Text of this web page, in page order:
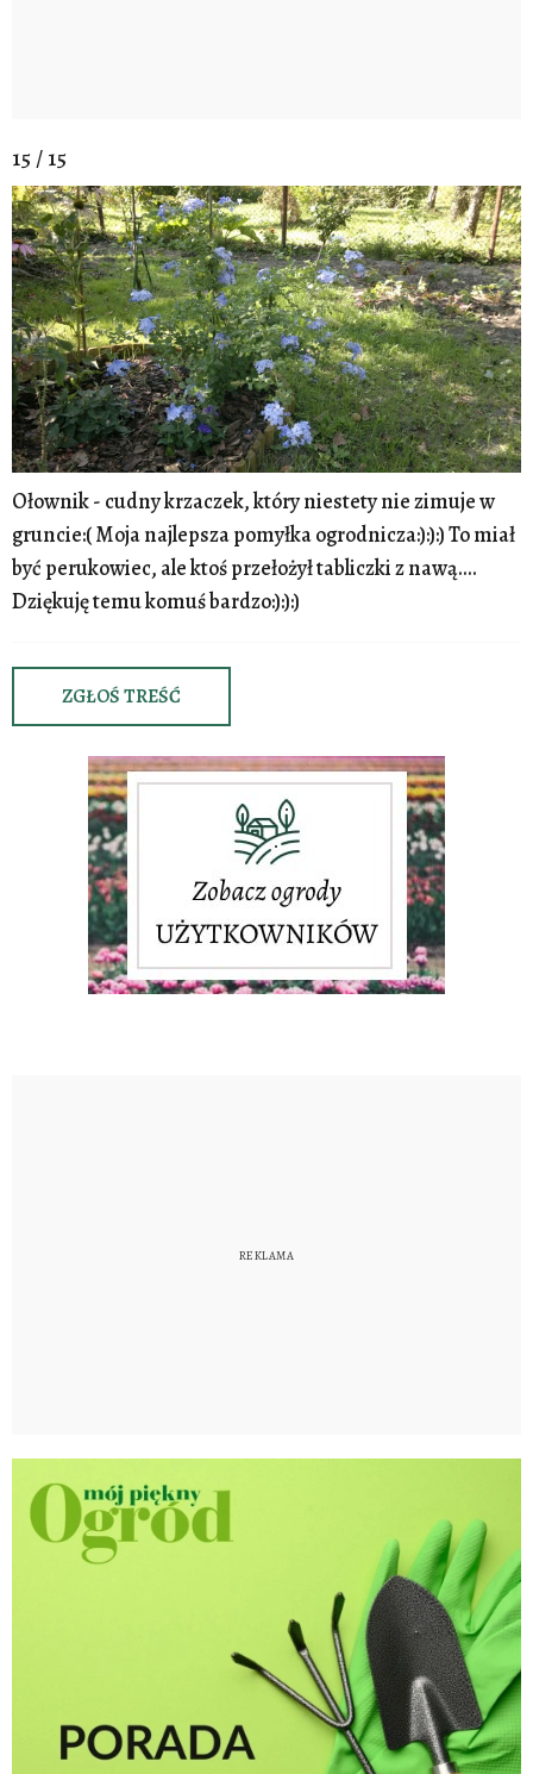
15 / 15
Ołownik - cudny krzaczek, który niestety nie zimuje w
gruncie:( Moja najlepsza pomyłka ogrodnicza:):):) To miał
być perukowiec, ale ktoś przełożył tabliczki z nawą....
Dziękuję temu komuś bardzo:):):)
ZGŁOŚ TREŚĆ